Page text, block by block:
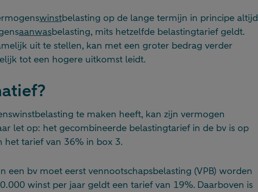
winstbelasting op de lange termijn in principe altijd
aanwasbelasting, mits hetzelfde belastingtarief geldt.
uit te stellen, kan met een groter bedrag verder
tot een hogere uitkomst leidt.
te maken heeft, kan zijn vermogen
let op: het gecombineerde belastingtarief in de bv is op
tarief van 36% in box 3.
een bv moet eerst vennootschapsbelasting (VPB) worden
winst per jaar geldt een tarief van 19%. Daarboven is